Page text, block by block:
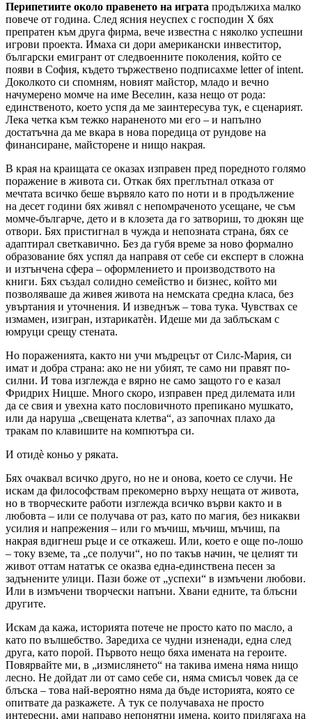
Перипетиите около правенето на играта продължиха малко
повече от година. След ясния неуспех с господин Х бях
препратен към друга фирма, вече известна с няколко успешни
игрови проекта. Имаха си дори американски инвеститор,
български емигрант от следвоенните поколения, който се
появи в София, където тържествено подписахме letter of intent.
Доколкото си спомням, новият майстор, младо и вечно
начумерено момче на име Веселин, каза нещо от рода:
единственото, което успя да ме заинтересува тук, е сценарият.
Лека четка към тежко нараненото ми его – и напълно
достатъчна да ме вкара в нова поредица от рундове на
финансиране, майсторене и нищо накрая.
В края на краищата се оказах изправен пред поредното голямо
поражение в живота си. Откак бях преглътнал отказа от
мечтата всичко беше вървяло като по ноти и в продължение
на десет години бях живял с непомраченото усещане, че съм
момче-българче, дето и в клозета да го затвориш, то дюкян ще
отвори. Бях пристигнал в чужда и непозната страна, бях се
адаптирал светкавично. Без да губя време за ново формално
образование бях успял да направя от себе си експерт в сложна
и изтънчена сфера – оформлението и производството на
книги. Бях създал солидно семейство и бизнес, който ми
позволяваше да живея живота на немската средна класа, без
увъртания и уточнения. И изведнъж – това тука. Чувствах се
измамен, изигран, изтарикатèн. Идеше ми да заблъскам с
юмруци срещу стената.
Но пораженията, както ни учи мъдрецът от Силс-Мария, си
имат и добра страна: ако не ни убият, те само ни правят по-
силни. И това изглежда е вярно не само защото го е казал
Фридрих Ницше. Много скоро, изправен пред дилемата или
да се свия и увехна като пословичното препикано мушкато,
или да наруша „свещената клетва“, аз започнах плахо да
тракам по клавишите на компютъра си.
И отидè коньо у ряката.
Бях очаквал всичко друго, но не и онова, което се случи. Не
искам да философствам прекомерно върху нещата от живота,
но в творческите работи изглежда всичко върви както и в
любовта – или се получава от раз, като по магия, без никакви
усилия и напрежения – или го мъчиш, мъчиш, мъчиш, па
накрая вдигнеш ръце и се откажеш. Или, което е още по-лошо
– току вземе, та „се получи“, но по такъв начин, че целият ти
живот оттам нататък се оказва една-единствена песен за
задънените улици. Пази боже от „успехи“ в измъчени любови.
Или в измъчени творчески напъни. Хвани едните, та блъсни
другите.
Искам да кажа, историята потече не просто като по масло, а
като по вълшебство. Заредиха се чудни изненади, една след
друга, като порой. Първото нещо бяха имената на героите.
Повярвайте ми, в „измислянето“ на такива имена няма нищо
лесно. Не дойдат ли от само себе си, няма смисъл човек да се
блъска – това най-вероятно няма да бъде историята, която се
опитвате да разкажете. А тук се получаваха не просто
интересни, ами направо непонятни имена, които прилягаха на